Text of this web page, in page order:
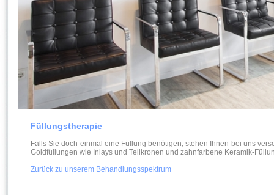
Füllungstherapie
Falls Sie doch einmal eine Füllung benötigen, stehen Ihnen bei uns
Goldfüllungen wie Inlays und Teilkronen und zahnfarbene Keramik-
Zurück zu unserem Behandlungsspektrum